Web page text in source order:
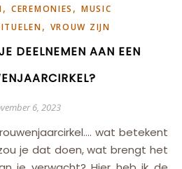
,CEREMONIES ,MUSIC
, VROUW ZIJN
DEELNEMEN AAN EEN
6, 2023
je dat doen, wat brengt het